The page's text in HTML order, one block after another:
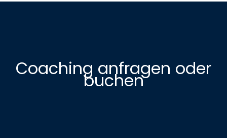
Coaching anfragen oder
buchen